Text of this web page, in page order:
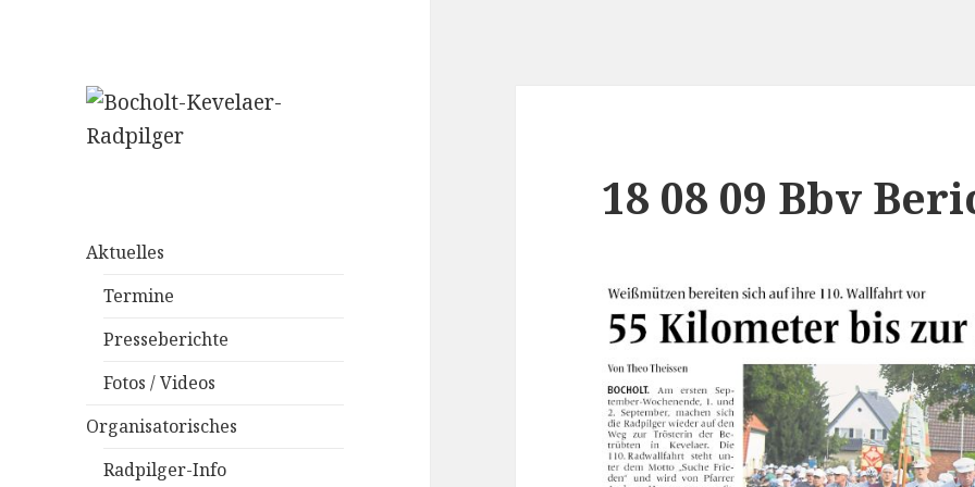
Aktuelles
Termine
Presseberichte
Fotos / Videos
Organisatorisches
Radpilger-Info
18 08 09 Bbv